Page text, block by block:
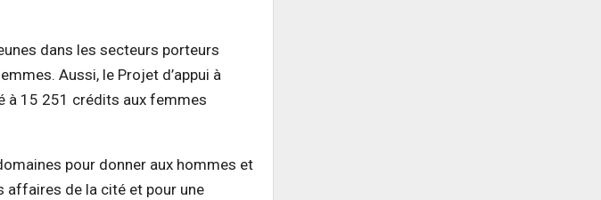
dans les secteurs porteurs
Aussi, le Projet d’appui à
à 15 251 crédits aux femmes
pour donner aux hommes et
affaires de la cité et pour une